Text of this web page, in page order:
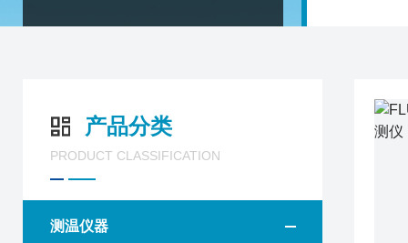
产品分类
PRODUCT CLASSIFICATION
测温仪器